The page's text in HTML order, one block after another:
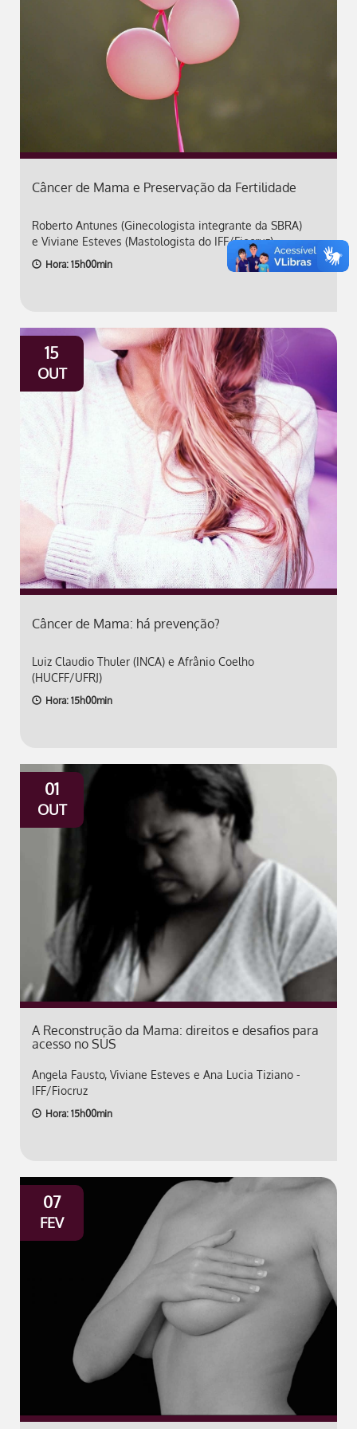
Câncer de Mama e Preservação da Fertilidade
Roberto Antunes (Ginecologista integrante da SBRA)
e Viviane Esteves (Mastologista do IFF/Fiocruz)
Hora: 15h00min
15
OUT
Câncer de Mama: há prevenção?
Luiz Claudio Thuler (INCA) e Afrânio Coelho
(HUCFF/UFRJ)
Hora: 15h00min
01
OUT
A Reconstrução da Mama: direitos e desafios para
acesso no SUS
Angela Fausto, Viviane Esteves e Ana Lucia Tiziano -
IFF/Fiocruz
Hora: 15h00min
07
FEV